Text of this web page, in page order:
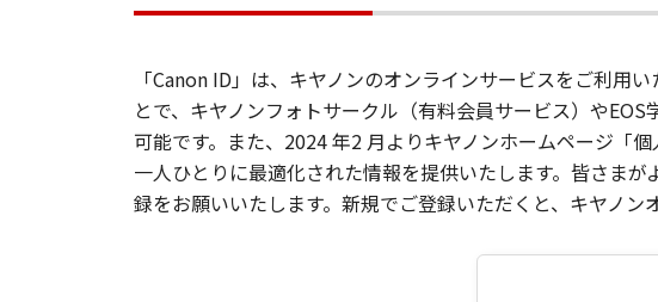
「Canon ID」は、キヤノンのオンラインサービスをご利用
とで、キヤノンフォトサークル（有料会員サービス）や
可能です。また、2024 年2 月よりキヤノンホームページ「
一人ひとりに最適化された情報を提供いたします。皆さま
録をお願いいたします。新規でご登録いただくと、キヤノ